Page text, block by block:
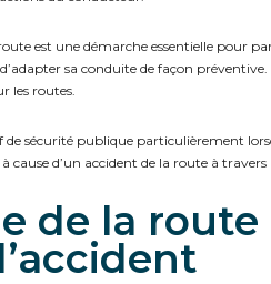
est une démarche essentielle pour
sa conduite de façon
les routes.
sécurité publique particulièrement
cause d’un accident de la route à travers
de la